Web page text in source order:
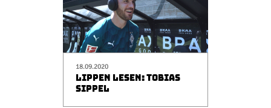
18.09.2020
LIPPEN LESEN: TOBIAS
SIPPEL